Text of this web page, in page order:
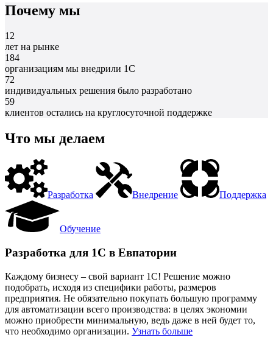
Почему мы
12
лет на рынке
184
организациям мы внедрили 1С
72
индивидуальных решения было разработано
59
клиентов остались на круглосуточной поддержке
Что мы делаем
Разработка Внедрение Поддержка
Обучение
Разработка для 1С в Евпатории
Каждому бизнесу – свой вариант 1С! Решение можно
подобрать, исходя из специфики работы, размеров
предприятия. Не обязательно покупать большую программу
для автоматизации всего производства: в целях экономии
можно приобрести минимальную, ведь даже в ней будет то,
что необходимо организации. Узнать больше